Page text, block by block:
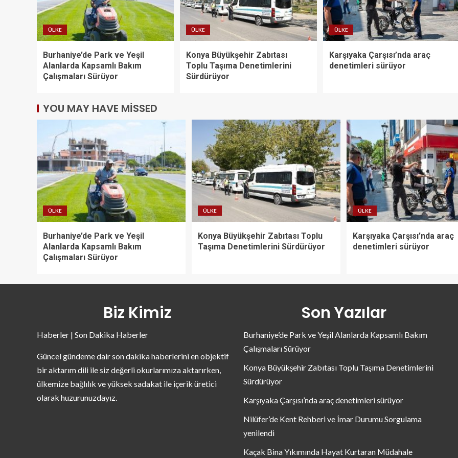
ÜLKE
Burhaniye’de Park ve Yeşil
Alanlarda Kapsamlı Bakım
Çalışmaları Sürüyor
ÜLKE
Konya Büyükşehir Zabıtası
Toplu Taşıma Denetimlerini
Sürdürüyor
ÜLKE
Karşıyaka Çarşısı’nda araç
denetimleri sürüyor
YOU MAY HAVE MISSED
ÜLKE
Burhaniye’de Park ve Yeşil
Alanlarda Kapsamlı Bakım
Çalışmaları Sürüyor
ÜLKE
Konya Büyükşehir Zabıtası Toplu
Taşıma Denetimlerini Sürdürüyor
ÜLKE
Karşıyaka Çarşısı’nda araç
denetimleri sürüyor
Biz Kimiz
Haberler | Son Dakika Haberler
Güncel gündeme dair son dakika haberlerini en objektif
bir aktarım dili ile siz değerli okurlarımıza aktarırken,
ülkemize bağlılık ve yüksek sadakat ile içerik üretici
olarak huzurunuzdayız.
Son Yazılar
Burhaniye’de Park ve Yeşil Alanlarda Kapsamlı Bakım
Çalışmaları Sürüyor
Konya Büyükşehir Zabıtası Toplu Taşıma Denetimlerini
Sürdürüyor
Karşıyaka Çarşısı’nda araç denetimleri sürüyor
Nilüfer’de Kent Rehberi ve İmar Durumu Sorgulama
yenilendi
Kaçak Bina Yıkımında Hayat Kurtaran Müdahale